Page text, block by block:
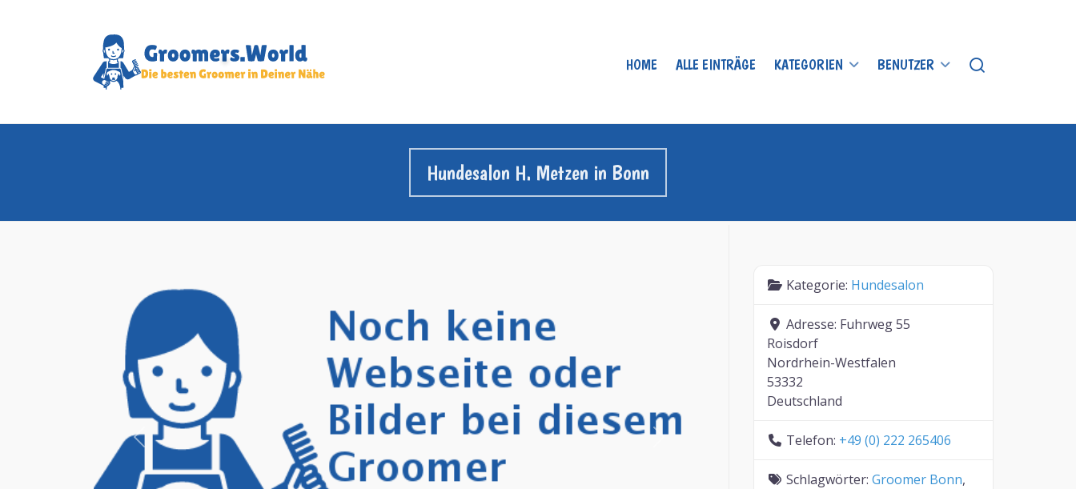
HOME ALLE EINTRÄGE KATEGORIEN BENUTZER
Hundesalon H. Metzen in Bonn
Vorheriges
Kategorie: Hundesalon
Adresse: Fuhrweg 55
Roisdorf
Nordrhein-Westfalen
53332
Deutschland
Telefon: +49 (0) 222 265406
Schlagwörter:Groomer Bonn,